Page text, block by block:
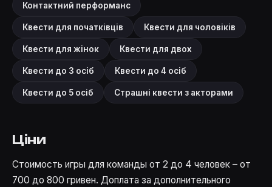
Контактний перформанс
Квести для початківців Квести для чоловіків
Квести для жінок Квести для двох
Квести до 3 осіб Квести до 4 осіб
Квести до 5 осіб Страшні квести з акторами
Ціни
Стоимость игры для команды от 2 до 4 человек – от
700 до 800 гривен. Доплата за дополнительного